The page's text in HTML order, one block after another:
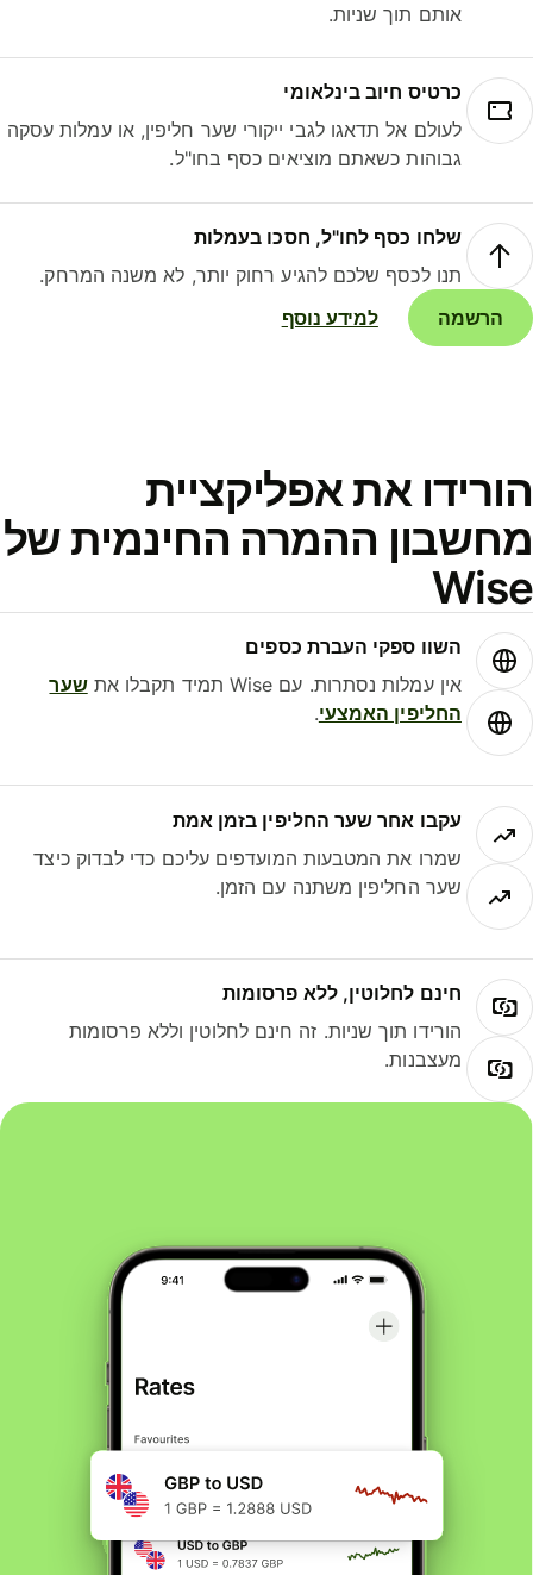
אותם תוך שניות.
כרטיס חיוב בינלאומי
לעולם אל תדאגו לגבי ייקורי שער חליפין, או עמלות עסקה
גבוהות כשאתם מוציאים כסף בחו"ל.
שלחו כסף לחו"ל, חסכו בעמלות
תנו לכסף שלכם להגיע רחוק יותר, לא משנה המרחק.
הרשמה
למידע נוסף
את אפליקציית
ההמרה החינמית של
השוו ספקי העברת כספים
אין עמלות נסתרות. עם Wise תמיד תקבלו את
שער
החליפין האמצעי.
עקבו אחר שער החליפין בזמן אמת
שמרו את המטבעות המועדפים עליכם כדי לבדוק כיצד
שער החליפין משתנה עם הזמן.
חינם לחלוטין, ללא פרסומות
הורידו תוך שניות. זה חינם לחלוטין וללא פרסומות
מעצבנות.